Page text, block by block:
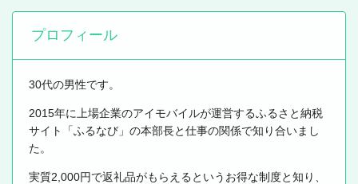
プロフィール
30代の男性です。
2015年に上場企業のアイモバイルが運営するふるさと納税
サイト「ふるなび」の本部長と仕事の関係で知り合いまし
た。
実質2,000円で返礼品がもらえるというお得な制度と知り、